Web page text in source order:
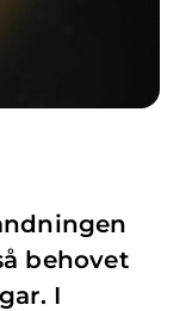
behovet
I